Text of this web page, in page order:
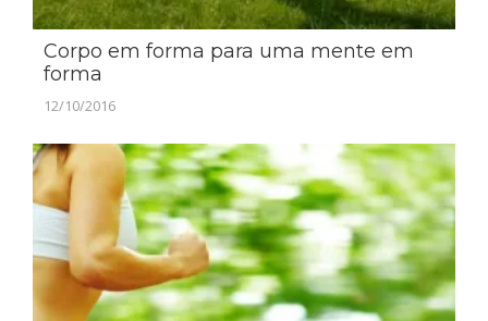
Corpo em forma para uma mente em
forma
12/10/2016